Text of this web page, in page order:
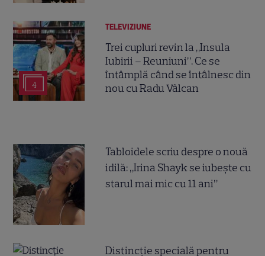
4
TELEVIZIUNE
Trei cupluri revin la „Insula
Iubirii – Reuniuni”. Ce se
întâmplă când se întâlnesc din
nou cu Radu Vâlcan
Tabloidele scriu despre o nouă
idilă: „Irina Shayk se iubește cu
starul mai mic cu 11 ani”
Distincție specială pentru